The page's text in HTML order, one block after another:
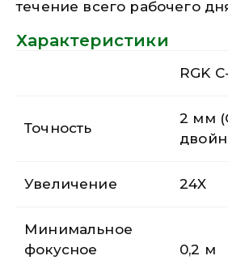
течение всего рабочего
Характеристики
RGK
Точность
2 мм
Увеличение 24X
Минимальное
фокусное
0,2 м